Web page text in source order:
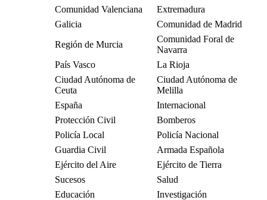
Comunidad Valenciana
Extremadura
Galicia
Comunidad de Madrid
Región de Murcia
Comunidad Foral de
Navarra
País Vasco
La Rioja
Ciudad Autónoma de
Ceuta
Ciudad Autónoma de
Melilla
España
Internacional
Protección Civil
Bomberos
Policía Local
Policía Nacional
Guardia Civil
Armada Española
Ejército del Aire
Ejército de Tierra
Sucesos
Salud
Educación
Investigación